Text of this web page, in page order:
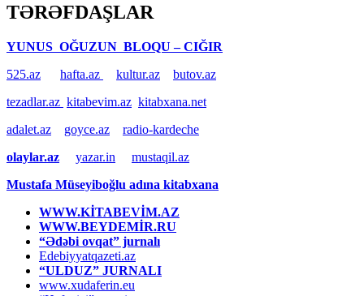
TƏRƏFDAŞLAR
YUNUS OĞUZUN BLOQU – CIĞIR
525.az
hafta.az kultur.az
butov.az
tezadlar.az kitabevim.az kitabxana.net
adalet.az
goyce.az
radio-kardeche
olaylar.az
yazar.in
mustaqil.az
Mustafa Müseyiboğlu adına kitabxana
WWW.KİTABEVİM.AZ
WWW.BEYDEMİR.RU
“Ədəbi ovqat” jurnalı
Edebiyyatqazeti.az
“ULDUZ” JURNALI
www.xudaferin.eu